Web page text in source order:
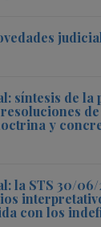
síntesis de la
y
la STS 30/
con los